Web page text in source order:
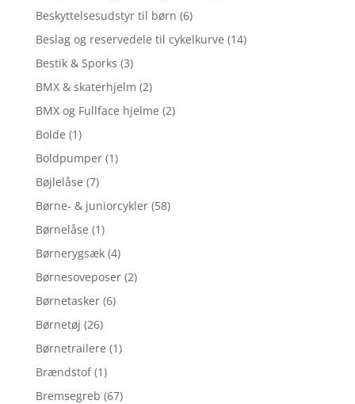
Beskyttelsesudstyr til børn (6)
Beslag og reservedele til cykelkurve (14)
Bestik & Sporks (3)
BMX & skaterhjelm (2)
BMX og Fullface hjelme (2)
Bolde (1)
Boldpumper (1)
Bøjlelåse (7)
Børne- & juniorcykler (58)
Børnelåse (1)
Børnerygsæk (4)
Børnesoveposer (2)
Børnetasker (6)
Børnetøj (26)
Børnetrailere (1)
Brændstof (1)
Bremsegreb (67)